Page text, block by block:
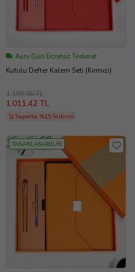
Aynı Gün Ücretsiz Teslimat
Kutulu Defter Kalem Seti (Kırmızı)
1.189,90 TL
1.011,42 TL
Sepette %15 İndirim
TASARLANABİLİR